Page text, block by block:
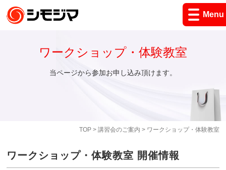
Menu
TOP> 講習会のご案内 > ワークショップ・体験教室
ワークショップ・体験教室
当ページから参加お申し込み頂けます。
ワークショップ・体験教室 開催情報